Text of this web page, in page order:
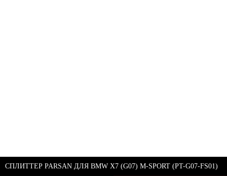
СПЛИТТЕР PARSAN ДЛЯ BMW X7 (G07) M-SPORT (PT-G07-FS01)